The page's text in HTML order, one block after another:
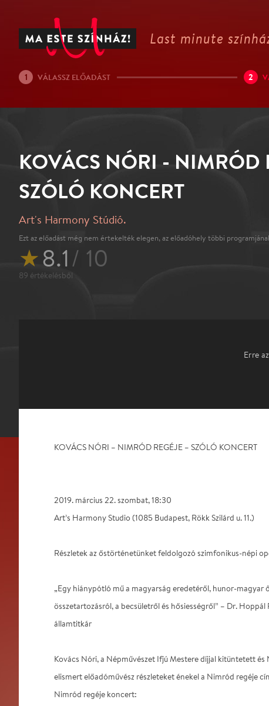
Last minute
1 VÁLASSZ ELŐADÁST 2
KOVÁCS NÓRI - NIMRÓD
SZÓLÓ KONCERT
Art's Harmony Stúdió.
Ezt az előadást még nem értekelték elegen, az előadóhely többi
★8.1/ 10
89 értékelésből
Erre
KOVÁCS NÓRI – NIMRÓD REGÉJE – SZÓLÓ KONCERT
2019. március 22. szombat, 18:30
Art’s Harmony Studio (1085 Budapest, Rökk Szilárd u. 11.)
Részletek az őstörténetünket feldolgozó szimfonikus-népi
„Egy hiánypótló mű a magyarság eredetéről, hunor-magyar
összetartozásról, a becsületről és hősiességről” – Dr.
államtitkár
Kovács Nóri, a Népművészet Ifjú Mestere díjjal kitüntetett
elismert előadóművész részleteket énekel a Nimród regéje
Nimród regéje koncert: